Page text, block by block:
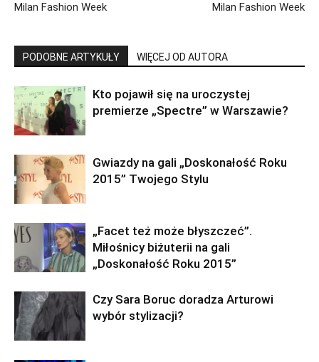
Milan Fashion Week
Milan Fashion Week
PODOBNE ARTYKUŁY WIĘCEJ OD AUTORA
Kto pojawił się na uroczystej
premierze „Spectre” w Warszawie?
Gwiazdy na gali „Doskonałość Roku
2015” Twojego Stylu
„Facet też może błyszczeć”.
Miłośnicy biżuterii na gali
„Doskonałość Roku 2015”
Czy Sara Boruc doradza Arturowi
wybór stylizacji?